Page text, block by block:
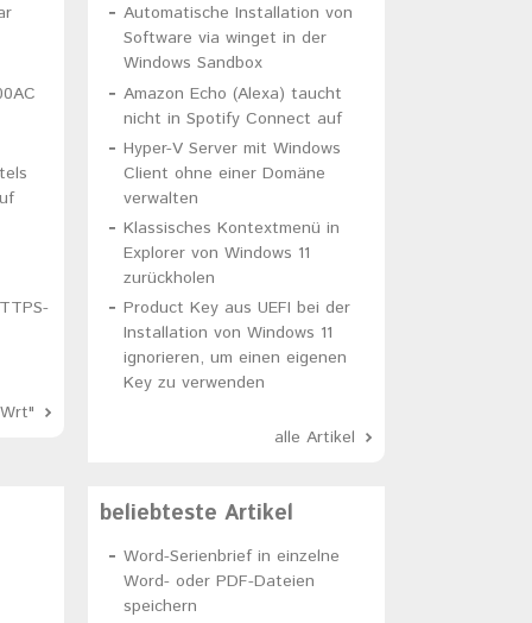
Automatische Installation von
Software via winget in der
Windows Sandbox
Amazon Echo (Alexa) taucht
nicht in Spotify Connect auf
Hyper-V Server mit Windows
Client ohne einer Domäne
verwalten
Klassisches Kontextmenü in
Explorer von Windows 11
zurückholen
Product Key aus UEFI bei der
Installation von Windows 11
ignorieren, um einen eigenen
Key zu verwenden
alle Artikel
beliebteste Artikel
Word-Serienbrief in einzelne
Word- oder PDF-Dateien
speichern